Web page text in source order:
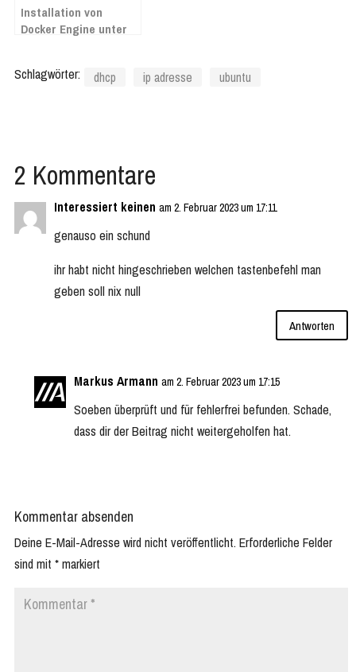
Installation von
Docker Engine unter
Leitfaden
Schlagwörter: dhcp ip adresse ubuntu
2 Kommentare
Interessiert keinen am 2. Februar 2023 um 17:11
genauso ein schund
ihr habt nicht hingeschrieben welchen tastenbefehl man
geben soll nix null
Antworten
Markus Armann am 2. Februar 2023 um 17:15
Soeben überprüft und für fehlerfrei befunden. Schade,
dass dir der Beitrag nicht weitergeholfen hat.
Kommentar absenden
Deine E-Mail-Adresse wird nicht veröffentlicht. Erforderliche Felder
sind mit *markiert